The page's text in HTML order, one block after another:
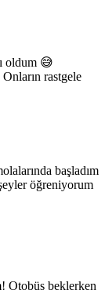
oldum 😅
rastgele
başladım
öğreniyorum
Otobüs beklerken